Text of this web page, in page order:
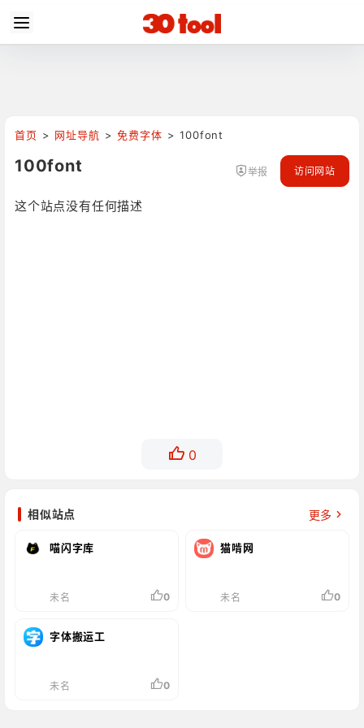
首页 > 网址导航 > 免费字体 > 100font
100font 举报 访问网站
这个站点没有任何描述
0
相似站点 更多
喵闪字库
未名 0
猫啃网
未名 0
字体搬运工
未名 0